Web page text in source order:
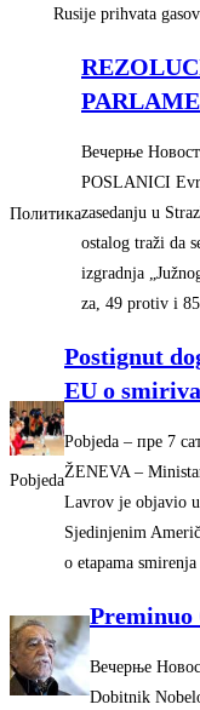
Rusije prihvata
Политика
Вечерње
POSLANICI
zasedanju u
ostalog traži da
izgradnja
za, 49 protiv i
Pobjeda
Postignut
EU o
Pobjeda – ‎пре 7
ŽENEVA –
Lavrov je objavio
Sjedinjenim
o etapama
Вечерње
Dobitnik